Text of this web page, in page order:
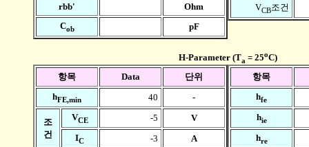
rbb'
Ohm
Cob pF
VCB조건
H-Parameter (Ta = 25oC)
항목
Data
단위
hFE,min 40 -
조
건
VCE -5
V
IC -3 A
항목
hfe
hie
hre